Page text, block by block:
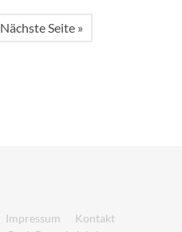
Nächste Seite »
Impressum
Kontakt